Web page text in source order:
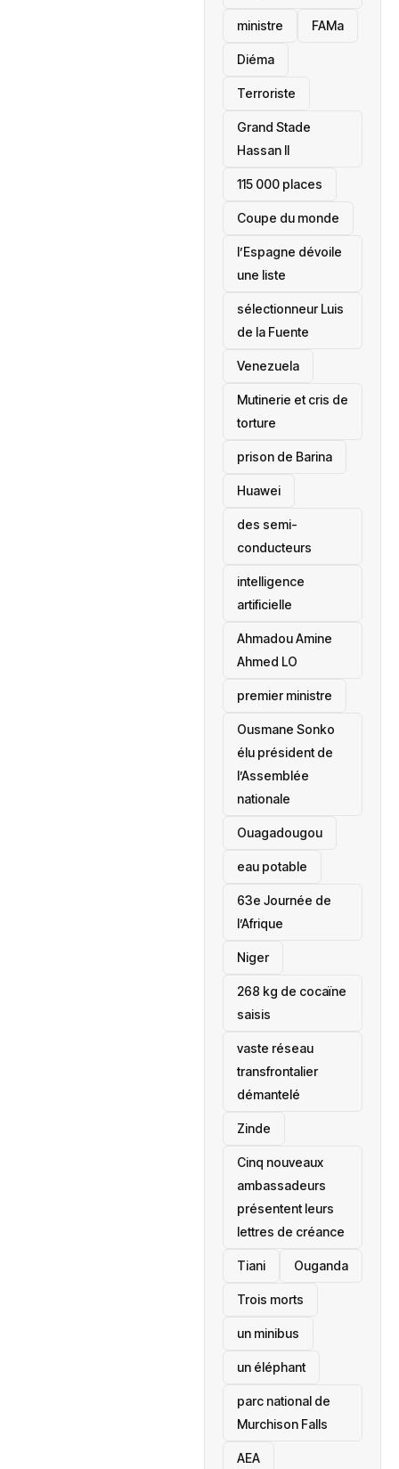
ministre FAMa
Diéma
Terroriste
Grand Stade
Hassan II
115 000 places
‎Coupe du monde
l’Espagne dévoile
une liste
sélectionneur Luis
de la Fuente
‎Venezuela
Mutinerie et cris de
torture
prison de Barina
Huawei
des semi-
conducteurs
intelligence
artificielle
Ahmadou Amine
Ahmed LO
premier ministre
Ousmane Sonko
élu président de
l’Assemblée
nationale
‎Ouagadougou
eau potable
63e Journée de
l’Afrique
‎Niger
268 kg de cocaïne
saisis
vaste réseau
transfrontalier
démantelé
Zinde
Cinq nouveaux
ambassadeurs
présentent leurs
lettres de créance
Tiani ‎Ouganda
Trois morts
un minibus
un éléphant
parc national de
Murchison Falls
AEA